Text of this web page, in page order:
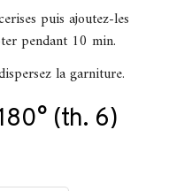
puis ajoutez-les
pendant 10 min.
la garniture.
(th. 6)